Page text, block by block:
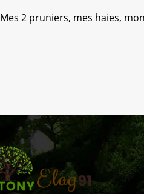
Mes 2 pruniers, mes haies,